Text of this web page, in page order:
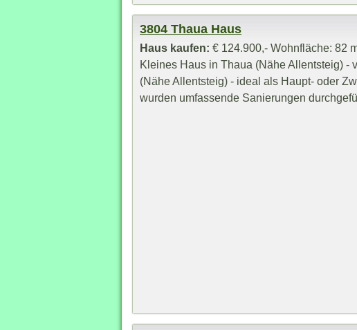
3804 Thaua Haus
Haus kaufen: € 124.900,- Wohnfläche: 82
Kleines Haus in Thaua (Nähe Allentsteig)
(Nähe Allentsteig) - ideal als Haupt- oder
wurden umfassende Sanierungen